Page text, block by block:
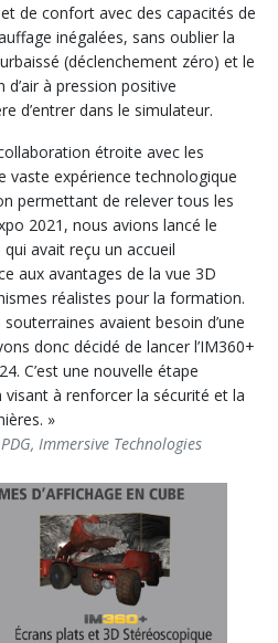
de confort avec des capacités de
inégalées, sans oublier la
(déclenchement zéro) et le
à pression positive
d’entrer dans le simulateur.
étroite avec les
vaste expérience technologique
permettant de relever tous les
2021, nous avions lancé le
avait reçu un accueil
aux avantages de la vue 3D
réalistes pour la formation.
avaient besoin d’une
donc décidé de lancer l’IM360+
C’est une nouvelle étape
à renforcer la sécurité et la
»
PDG, Immersive Technologies